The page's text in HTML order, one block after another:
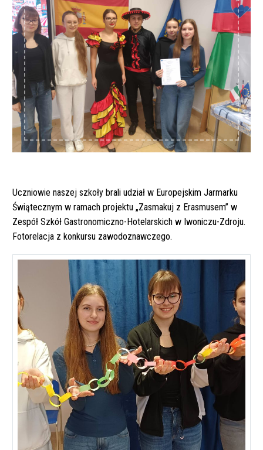
Uczniowie naszej szkoły brali udział w Europejskim Jarmarku
Świątecznym w ramach projektu „Zasmakuj z Erasmusem” w
Zespół Szkół Gastronomiczno-Hotelarskich w Iwoniczu-Zdroju.
Fotorelacja z konkursu zawodoznawczego.